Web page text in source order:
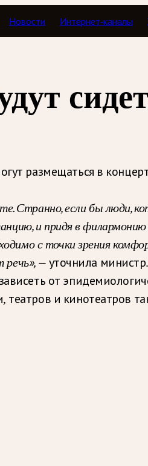
Новости Интернет-каналы
размещаться в
Странно, если бы люди,
и придя в
с точки зрения
речь», — уточнила министр.
от
и кинотеатров